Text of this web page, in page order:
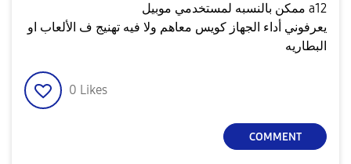
ممكن بالنسبه لمستخدمي موبيل a12
يعرفوني أداء الجهاز كويس معاهم ولا فيه تهنيج ف الألعاب او
البطاريه
0 Likes
COMMENT